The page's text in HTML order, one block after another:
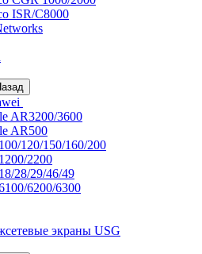
ISR/С8000
AR3200/3600
AR500
120/150/160/200
2200
28/29/46/49
6200/6300
экраны USG